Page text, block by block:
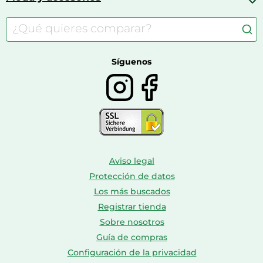
Carritos de bebé
Consolas
Comida para perros
Farmacia veterinaria
Accesorios de moda
Bolsos y maletas
Síguenos
Aviso legal
Protección de datos
Los más buscados
Registrar tienda
Sobre nosotros
Guía de compras
Configuración de la privacidad